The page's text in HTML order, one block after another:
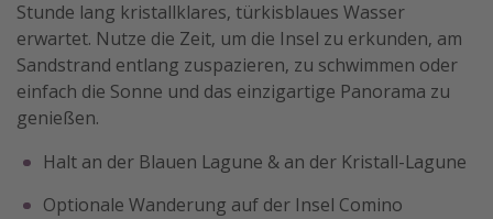
Stunde lang kristallklares, türkisblaues Wasser
erwartet. Nutze die Zeit, um die Insel zu erkunden, am
Sandstrand entlang zuspazieren, zu schwimmen oder
einfach die Sonne und das einzigartige Panorama zu
genießen.
Halt an der Blauen Lagune & an der Kristall-Lagune
Optionale Wanderung auf der Insel Comino